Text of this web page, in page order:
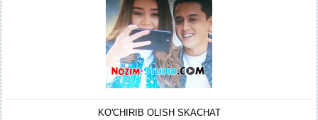
KO'CHIRIB OLISH SKACHAT